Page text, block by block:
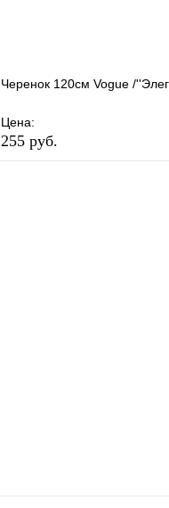
Черенок 120см Vogue /
Цена:
255 руб.